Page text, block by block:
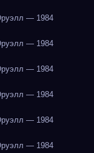
— 1984
— 1984
— 1984
— 1984
— 1984
— 1984